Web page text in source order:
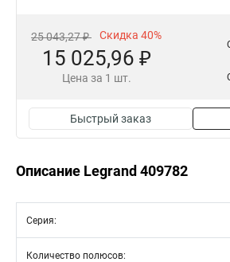
25 043,27 ₽ Скидка 40%
15 025,96 ₽
Цена за 1 шт.
Быстрый заказ
Описание Legrand 409782
Серия:
Количество полюсов: